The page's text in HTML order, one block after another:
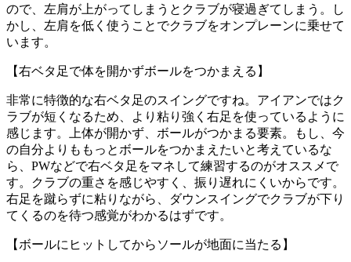
ので、左肩が上がってしまうとクラブが寝過ぎてしまう。し
かし、左肩を低く使うことでクラブをオンプレーンに乗せて
います。
【右ベタ足で体を開かずボールをつかまえる】
非常に特徴的な右ベタ足のスイングですね。アイアンではク
ラブが短くなるため、より粘り強く右足を使っているように
感じます。上体が開かず、ボールがつかまる要素。もし、今
の自分よりももっとボールをつかまえたいと考えているな
ら、PWなどで右ベタ足をマネして練習するのがオススメで
す。クラブの重さを感じやすく、振り遅れにくいからです。
右足を蹴らずに粘りながら、ダウンスイングでクラブが下り
てくるのを待つ感覚がわかるはずです。
【ボールにヒットしてからソールが地面に当たる】